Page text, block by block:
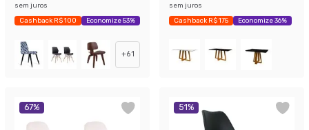
sem juros
Cashback R$ 100 Economize 53%
+61
sem juros
Cashback R$ 175 Economize 36%
67% 51%